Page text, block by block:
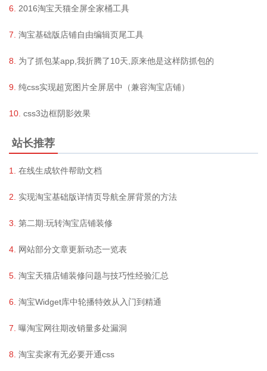
2016淘宝天猫全屏全家桶工具
淘宝基础版店铺自由编辑页尾工具
为了抓包某app,我折腾了10天,原来他是这样防抓包的
纯css实现超宽图片全屏居中（兼容淘宝店铺）
css3边框阴影效果
站长推荐
在线生成软件帮助文档
实现淘宝基础版详情页导航全屏背景的方法
第二期:玩转淘宝店铺装修
网站部分文章更新动态一览表
淘宝天猫店铺装修问题与技巧性经验汇总
淘宝Widget库中轮播特效从入门到精通
曝淘宝网往期改销量多处漏洞
淘宝卖家有无必要开通css